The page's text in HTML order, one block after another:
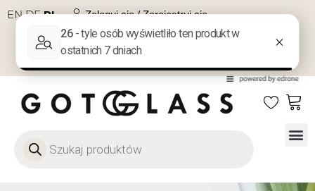
EN DE PL Zaloguj się / Zarejestruj się
NA PREZENT